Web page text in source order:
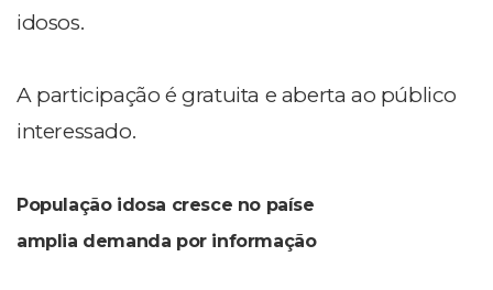
idosos.
A participação é gratuita e aberta ao público
interessado.
População idosa cresce no paíse
amplia demanda por informação